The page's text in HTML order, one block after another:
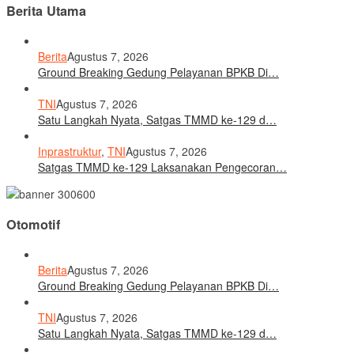
Berita Utama
BeritaAgustus 7, 2026
Ground Breaking Gedung Pelayanan BPKB Di…
TNIAgustus 7, 2026
Satu Langkah Nyata, Satgas TMMD ke-129 d…
Inprastruktur, TNIAgustus 7, 2026
Satgas TMMD ke-129 Laksanakan Pengecoran…
Otomotif
BeritaAgustus 7, 2026
Ground Breaking Gedung Pelayanan BPKB Di…
TNIAgustus 7, 2026
Satu Langkah Nyata, Satgas TMMD ke-129 d…